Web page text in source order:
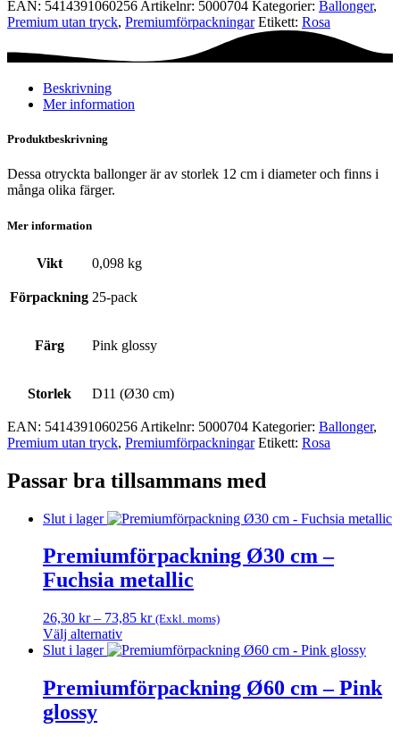
-
Pink
mängd
EAN: 5414391060256 Artikelnr: 5000704 Kategorier: Ballonger,
Premium utan tryck, Premium­förpackningar Etikett: Rosa
Beskrivning
Mer information
Produktbeskrivning
Dessa otryckta ballonger är av storlek 12 cm i diameter och finns i
många olika färger.
Mer information
Vikt 0,098 kg
Förpackning 25-pack
Färg Pink glossy
Storlek D11 (Ø30 cm)
EAN: 5414391060256 Artikelnr: 5000704 Kategorier: Ballonger,
Premium utan tryck, Premium­förpackningar Etikett: Rosa
Passar bra tillsammans med
Slut i lager
Premiumförpackning Ø30 cm –
Fuchsia metallic
26,30 kr – 73,85 krPrisintervall:
till
(Exkl. moms)
Välj alternativ
Den
produkten
har
flera
Slut i lager
Premiumförpackning Ø60 cm – Pink
glossy